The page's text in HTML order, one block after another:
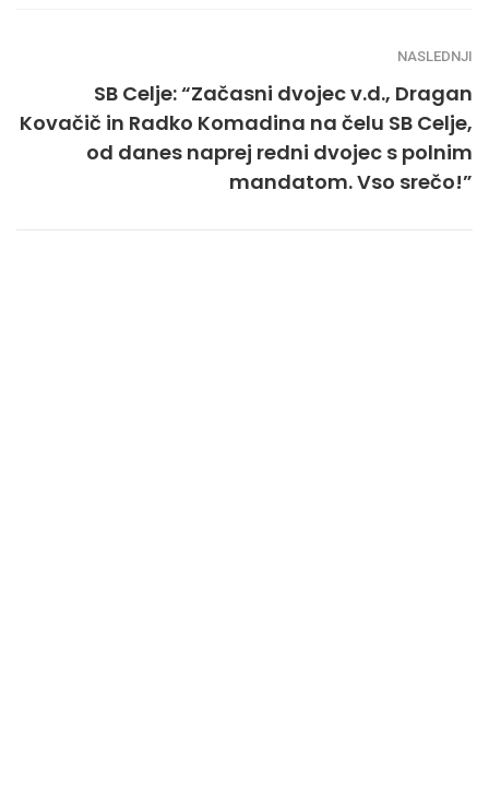
NASLEDNJI
SB Celje: “Začasni dvojec v.d., Dragan
Kovačič in Radko Komadina na čelu SB Celje,
od danes naprej redni dvojec s polnim
mandatom. Vso srečo!”